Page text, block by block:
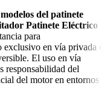
del patinete
Patinete Eléctrico
para
en vía privada o
El uso en vía
responsabilidad del
del motor en entornos